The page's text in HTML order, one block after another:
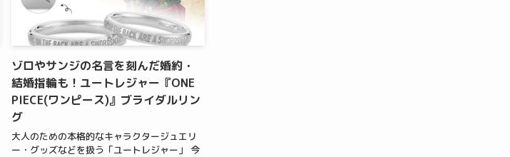
ゾロやサンジの名言を刻んだ婚約・
結婚指輪も！ユートレジャー『ONE
PIECE(ワンピース)』ブライダルリン
グ
大人のための本格的なキャラクタージュエリ
ー・グッズなどを扱う「ユートレジャー」 今